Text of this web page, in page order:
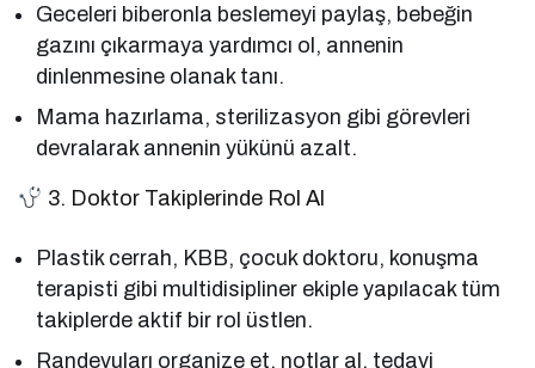
Geceleri biberonla beslemeyi paylaş, bebeğin
gazını çıkarmaya yardımcı ol, annenin
dinlenmesine olanak tanı.
Mama hazırlama, sterilizasyon gibi görevleri
devralarak annenin yükünü azalt.
3. Doktor Takiplerinde Rol Al
Plastik cerrah, KBB, çocuk doktoru, konuşma
terapisti gibi multidisipliner ekiple yapılacak tüm
takiplerde aktif bir rol üstlen.
Randevuları organize et, notlar al, tedavi